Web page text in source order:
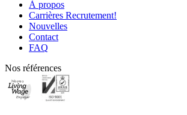
À propos
Carrières Recrutement!
Nouvelles
Contact
FAQ
Nos références